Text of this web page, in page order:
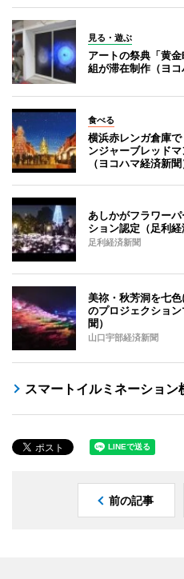
見る・遊ぶ
アートの祭典「黄
組が滞在制作（ヨコ
食べる
横浜赤レンガ倉庫
ンジャーブレッド
（ヨコハマ経済新聞
あしかがフラワー
ション認定（足利経
足利経済新聞
美祢・秋芳洞を七
のプロジェクショ
聞）
山口宇部経済新聞
スマートイルミネーション
前の記事